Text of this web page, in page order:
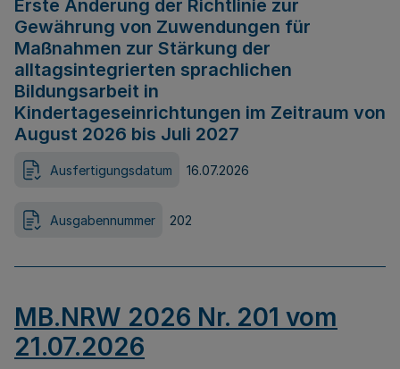
Erste Änderung der Richtlinie zur
Gewährung von Zuwendungen für
Maßnahmen zur Stärkung der
alltagsintegrierten sprachlichen
Bildungsarbeit in
Kindertageseinrichtungen im Zeitraum von
August 2026 bis Juli 2027
Ausfertigungsdatum 16.07.2026
Ausgabennummer 202
MB.NRW 2026 Nr. 201 vom
21.07.2026